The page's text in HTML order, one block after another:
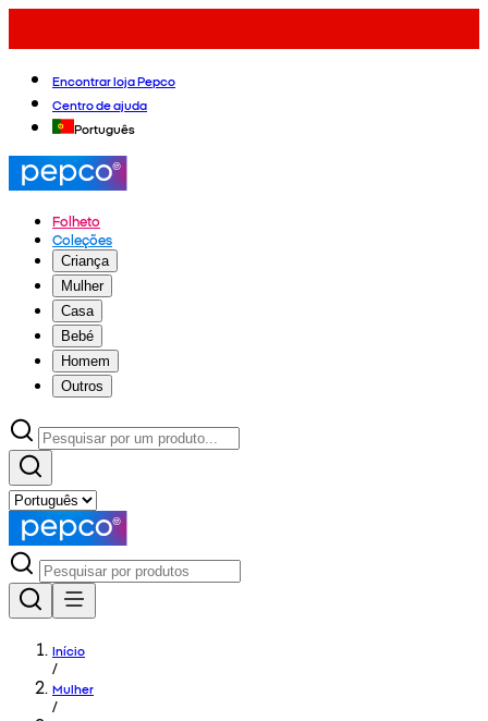
Encontrar loja Pepco
Centro de ajuda
Português
Folheto
Coleções
Criança
Mulher
Casa
Bebé
Homem
Outros
Início
/
Mulher
/